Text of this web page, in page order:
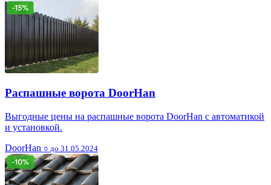
Распашные ворота DoorHan
Выгодные цены на распашные ворота DoorHan с автоматикой
и установкой.
DoorHan ○ до 31.05.2024